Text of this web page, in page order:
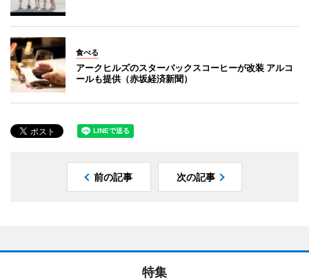
食べる
アークヒルズのスターバックスコーヒーが改装 アルコ
ールも提供（赤坂経済新聞）
前の記事 次の記事
特集